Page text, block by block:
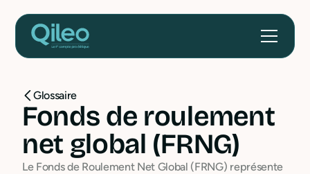
Glossaire
Fonds de roulement
net global (FRNG)
Le Fonds de Roulement Net Global (FRNG) représente